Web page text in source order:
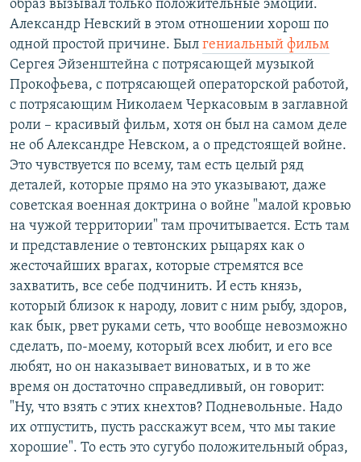
образ вызывал только положительные эмоции.
Александр Невский в этом отношении хорош по
одной простой причине. Был гениальный фильм
Сергея Эйзенштейна с потрясающей музыкой
Прокофьева, с потрясающей операторской работой,
с потрясающим Николаем Черкасовым в заглавной
роли – красивый фильм, хотя он был на самом деле
не об Александре Невском, а о предстоящей войне.
Это чувствуется по всему, там есть целый ряд
деталей, которые прямо на это указывают, даже
советская военная доктрина о войне "малой кровью
на чужой территории" там прочитывается. Есть там
и представление о тевтонских рыцарях как о
жесточайших врагах, которые стремятся все
захватить, все себе подчинить. И есть князь,
который близок к народу, ловит с ним рыбу, здоров,
как бык, рвет руками сеть, что вообще невозможно
сделать, по-моему, который всех любит, и его все
любят, но он наказывает виноватых, и в то же
время он достаточно справедливый, он говорит:
"Ну, что взять с этих кнехтов? Подневольные. Надо
их отпустить, пусть расскажут всем, что мы такие
хорошие". То есть это сугубо положительный образ,